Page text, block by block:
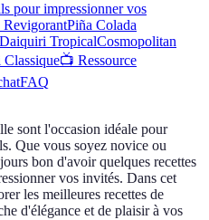
pour impressionner vos
Piña Colada
Daiquiri TropicalCosmopolitan
📺 Ressource
FAQ
sont l'occasion idéale pour
Que vous soyez novice ou
bon d'avoir quelques recettes
vos invités. Dans cet
les meilleures recettes de
d'élégance et de plaisir à vos